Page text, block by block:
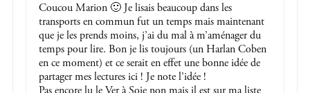
Coucou Marion 🙂 Je lisais beaucoup dans les
transports en commun fut un temps mais maintenant
que je les prends moins, j’ai du mal à m’aménager du
temps pour lire. Bon je lis toujours (un Harlan Coben
en ce moment) et ce serait en effet une bonne idée de
partager mes lectures ici ! Je note l’idée !